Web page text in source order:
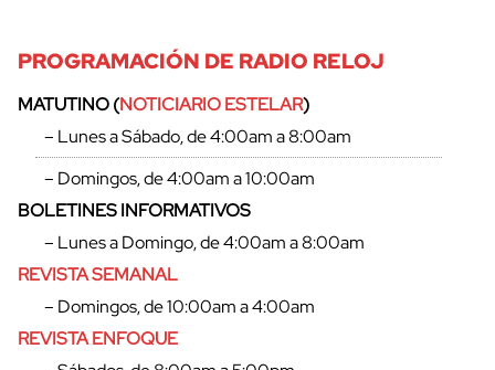
PROGRAMACIÓN DE RADIO RELOJ
MATUTINO (NOTICIARIO ESTELAR)
– Lunes a Sábado, de 4:00am a 8:00am
– Domingos, de 4:00am a 10:00am
BOLETINES INFORMATIVOS
– Lunes a Domingo, de 4:00am a 8:00am
REVISTA SEMANAL
– Domingos, de 10:00am a 4:00am
REVISTA ENFOQUE